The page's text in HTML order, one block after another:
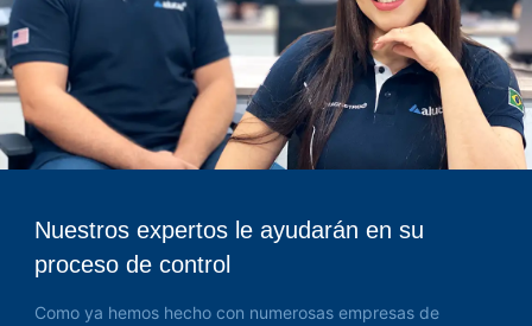
Nuestros expertos le ayudarán en su
proceso de control
Como ya hemos hecho con numerosas empresas de